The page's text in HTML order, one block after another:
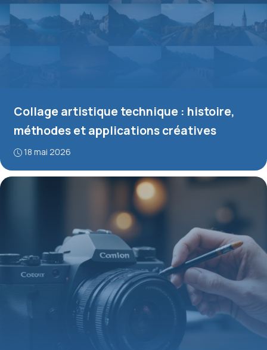
Collage artistique technique : histoire,
méthodes et applications créatives
18 mai 2026